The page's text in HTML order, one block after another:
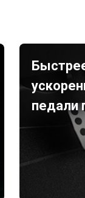
педали